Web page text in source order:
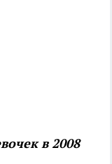
в 2008